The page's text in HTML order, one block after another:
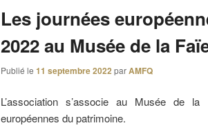
Les journées
2022 au Musée de la
Publié le 11 septembre 2022 parAMFQ
L’association s’associe au Musée de
européennes du patrimoine.